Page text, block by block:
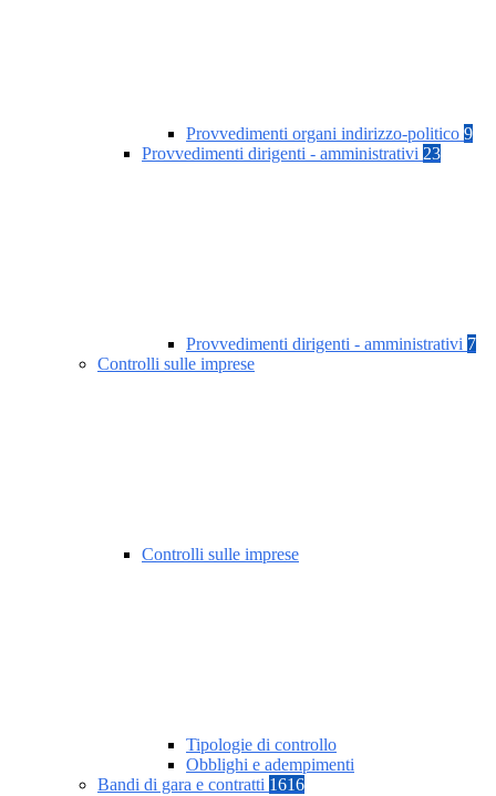
Provvedimenti organi indirizzo-politico 9
Provvedimenti dirigenti - amministrativi 23
Provvedimenti dirigenti - amministrativi 7
Controlli sulle imprese
Controlli sulle imprese
Tipologie di controllo
Obblighi e adempimenti
Bandi di gara e contratti 1616